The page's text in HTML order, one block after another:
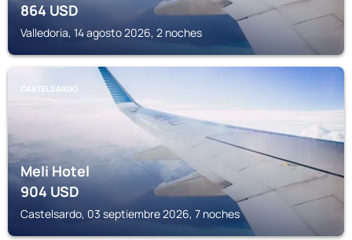
864USD
Valledoria, 14 agosto 2026, 2 noches
CASTELSARDO
Meli Hotel
904USD
Castelsardo, 03 septiembre 2026, 7 noches